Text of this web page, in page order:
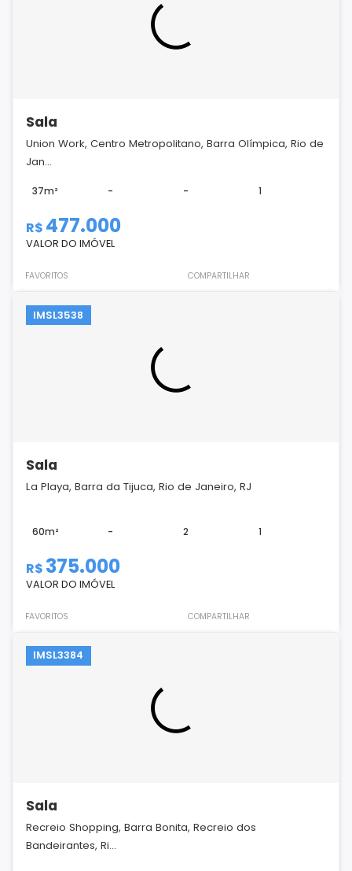
Sala
Union Work, Centro Metropolitano, Barra Olímpica, Rio de
Jan...
37m² - - 1
R$ 477.000
VALOR DO IMÓVEL
FAVORITOS COMPARTILHAR
IMSL3538
Sala
La Playa, Barra da Tijuca, Rio de Janeiro, RJ
60m² - 2 1
R$ 375.000
VALOR DO IMÓVEL
FAVORITOS COMPARTILHAR
IMSL3384
Sala
Recreio Shopping, Barra Bonita, Recreio dos
Bandeirantes, Ri...